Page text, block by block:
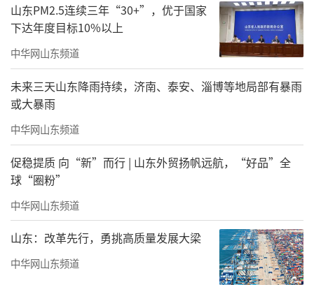
山东PM2.5连续三年“30+”，优于国家
下达年度目标10%以上
中华网山东频道
未来三天山东降雨持续，济南、泰安、淄博等地局部有暴雨
或大暴雨
中华网山东频道
促稳提质 向“新”而行 | 山东外贸扬帆远航，“好品”全
球“圈粉”
中华网山东频道
山东：改革先行，勇挑高质量发展大梁
中华网山东频道